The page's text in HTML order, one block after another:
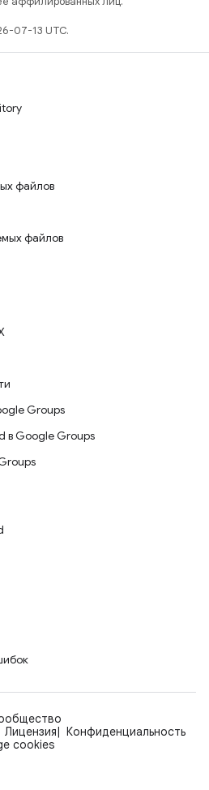
07-13 UTC.
файлов
файлов
Groups
в Google Groups
Лицензия
Конфиденциальность
cookies